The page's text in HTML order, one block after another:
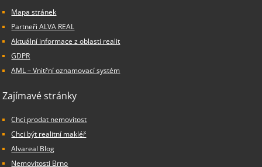
Mapa stránek
Partneři ALVA REAL
Aktuální informace z oblasti realit
GDPR
AML – Vnitřní oznamovací systém
Zajímavé stránky
Chci prodat nemovitost
Chci být realitní makléř
Alvareal Blog
Nemovitosti Brno